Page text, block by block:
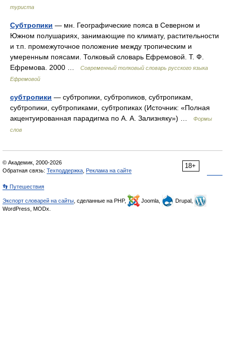
туриста
Субтропики — мн. Географические пояса в Северном и
Южном полушариях, занимающие по климату, растительности
и т.п. промежуточное положение между тропическим и
умеренным поясами. Толковый словарь Ефремовой. Т. Ф.
Ефремова. 2000 …
Современный толковый словарь русского языка
Ефремовой
субтропики — субтропики, субтропиков, субтропикам,
субтропики, субтропиками, субтропиках (Источник: «Полная
акцентуированная парадигма по А. А. Зализняку») …
Формы
слов
18+
© Академик, 2000-2026
Обратная связь: Техподдержка Реклама на сайте
👣 Путешествия
Экспорт словарей на сайты , сделанные на PHP, Joomla,
Drupal,
WordPress, MODx.